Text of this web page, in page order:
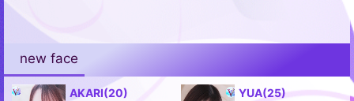
new face
AKARI(20) YUA(25)